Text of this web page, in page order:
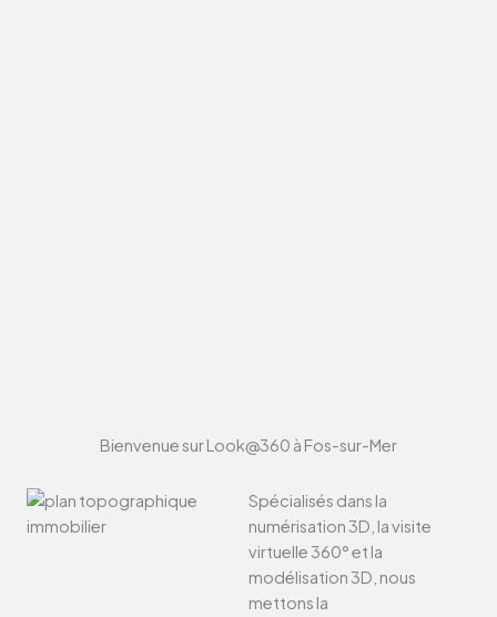
Bienvenue sur Look@360 à Fos-sur-Mer
Spécialisés dans la
numérisation 3D, la visite
virtuelle 360° et la
modélisation 3D, nous
mettons la